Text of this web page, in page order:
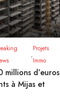
,
Projets
Immo
millions d’euros
à Mijas et